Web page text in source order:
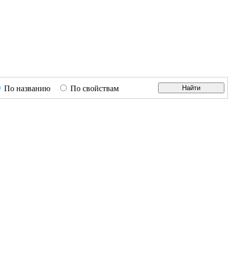
По названию По свойствам Найти